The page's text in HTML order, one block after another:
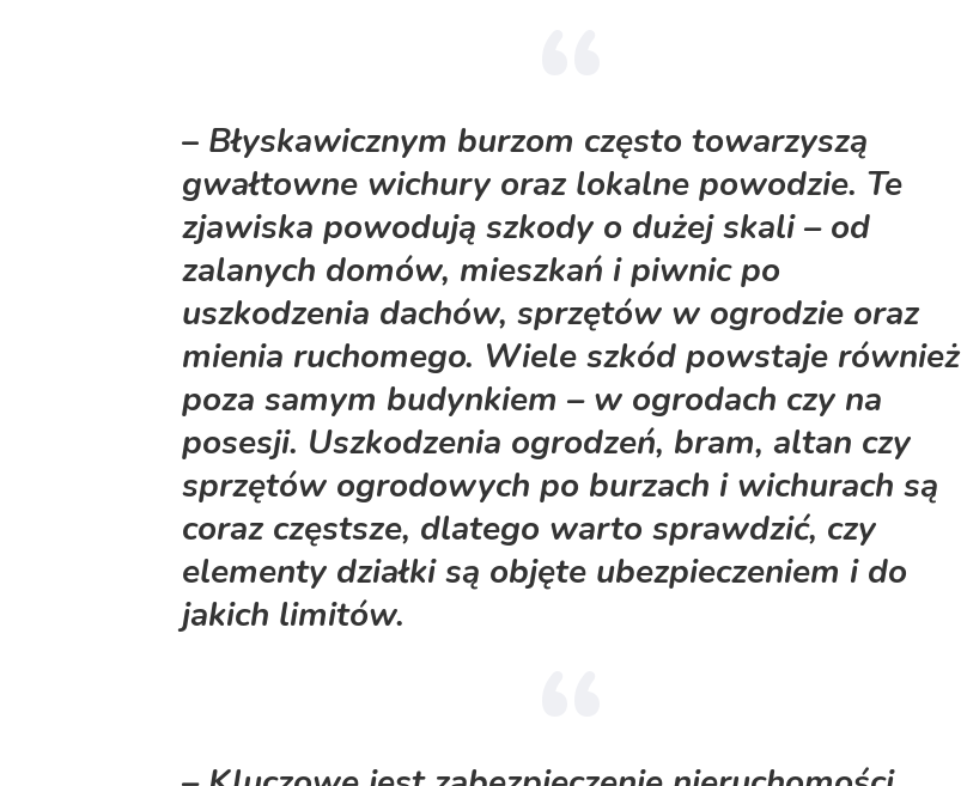
– Błyskawicznym burzom często towarzyszą
gwałtowne wichury oraz lokalne powodzie. Te
zjawiska powodują szkody o dużej skali– od
zalanych domów, mieszkań i piwnic po
uszkodzenia dachów, sprzętów w ogrodzie oraz
mienia ruchomego. Wiele szkód powstaje również
poza samym budynkiem – w ogrodach czy na
posesji. Uszkodzenia ogrodzeń, bram, altan czy
sprzętów ogrodowych po burzach i wichurach są
coraz częstsze, dlatego warto sprawdzić, czy
elementy działki są objęte ubezpieczeniem i do
jakich limitów.